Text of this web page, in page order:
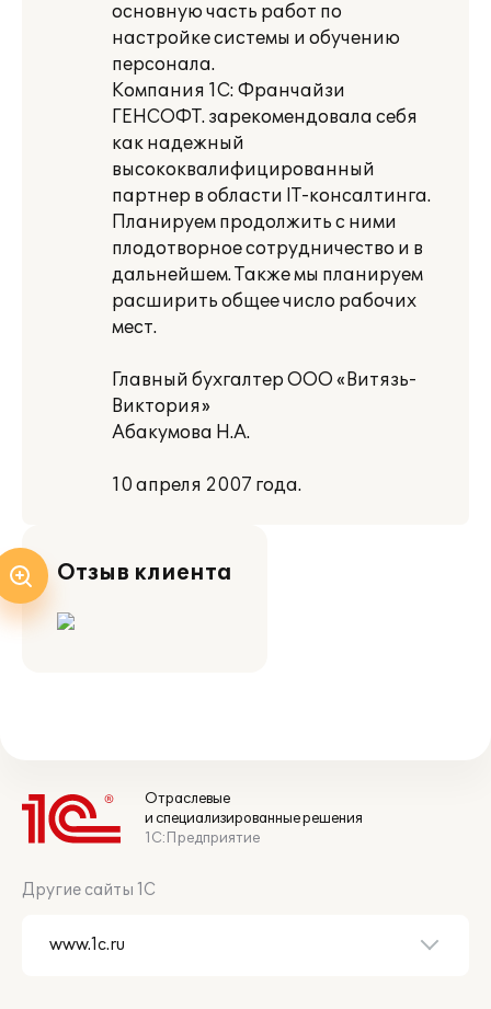
основную часть работ по
настройке системы и обучению
персонала.
Компания 1С: Франчайзи
ГЕНСОФТ. зарекомендовала себя
как надежный
высококвалифицированный
партнер в области IT-консалтинга.
Планируем продолжить с ними
плодотворное сотрудничество и в
дальнейшем. Также мы планируем
расширить общее число рабочих
мест.
Главный бухгалтер ООО «Витязь-
Виктория»
Абакумова Н.А.
10 апреля 2007 года.
Отзыв клиента
Отраслевые
и специализированные решения
1С:Предприятие
Другие сайты 1С